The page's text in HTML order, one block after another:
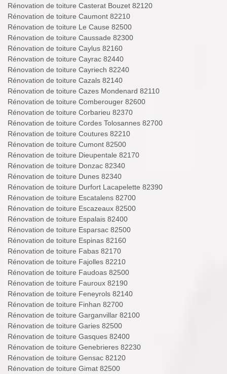
Rénovation de toiture Casterat Bouzet 82120
Rénovation de toiture Caumont 82210
Rénovation de toiture Le Cause 82500
Rénovation de toiture Caussade 82300
Rénovation de toiture Caylus 82160
Rénovation de toiture Cayrac 82440
Rénovation de toiture Cayriech 82240
Rénovation de toiture Cazals 82140
Rénovation de toiture Cazes Mondenard 82110
Rénovation de toiture Comberouger 82600
Rénovation de toiture Corbarieu 82370
Rénovation de toiture Cordes Tolosannes 82700
Rénovation de toiture Coutures 82210
Rénovation de toiture Cumont 82500
Rénovation de toiture Dieupentale 82170
Rénovation de toiture Donzac 82340
Rénovation de toiture Dunes 82340
Rénovation de toiture Durfort Lacapelette 82390
Rénovation de toiture Escatalens 82700
Rénovation de toiture Escazeaux 82500
Rénovation de toiture Espalais 82400
Rénovation de toiture Esparsac 82500
Rénovation de toiture Espinas 82160
Rénovation de toiture Fabas 82170
Rénovation de toiture Fajolles 82210
Rénovation de toiture Faudoas 82500
Rénovation de toiture Fauroux 82190
Rénovation de toiture Feneyrols 82140
Rénovation de toiture Finhan 82700
Rénovation de toiture Garganvillar 82100
Rénovation de toiture Garies 82500
Rénovation de toiture Gasques 82400
Rénovation de toiture Genebrieres 82230
Rénovation de toiture Gensac 82120
Rénovation de toiture Gimat 82500